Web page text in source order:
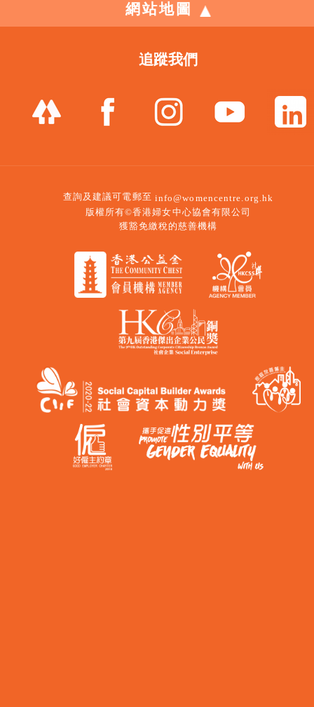
網站地圖
追蹤我們
查詢及建議可電郵至 info@womencentre.org.hk
版權所有©香港婦女中心協會有限公司
獲豁免繳稅的慈善機構